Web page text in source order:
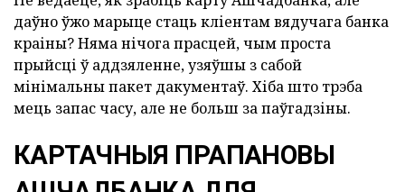
даўно ўжо марыце стаць кліентам вядучага банка
краіны? Няма нічога прасцей, чым проста
прыйсці ў аддзяленне, узяўшы з сабой
мінімальны пакет дакументаў. Хіба што трэба
мець запас часу, але не больш за паўгадзіны.
КАРТАЧНЫЯ ПРАПАНОВЫ